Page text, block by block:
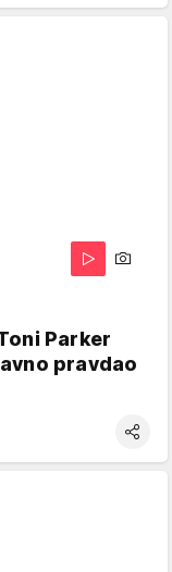
Parker
pravdao